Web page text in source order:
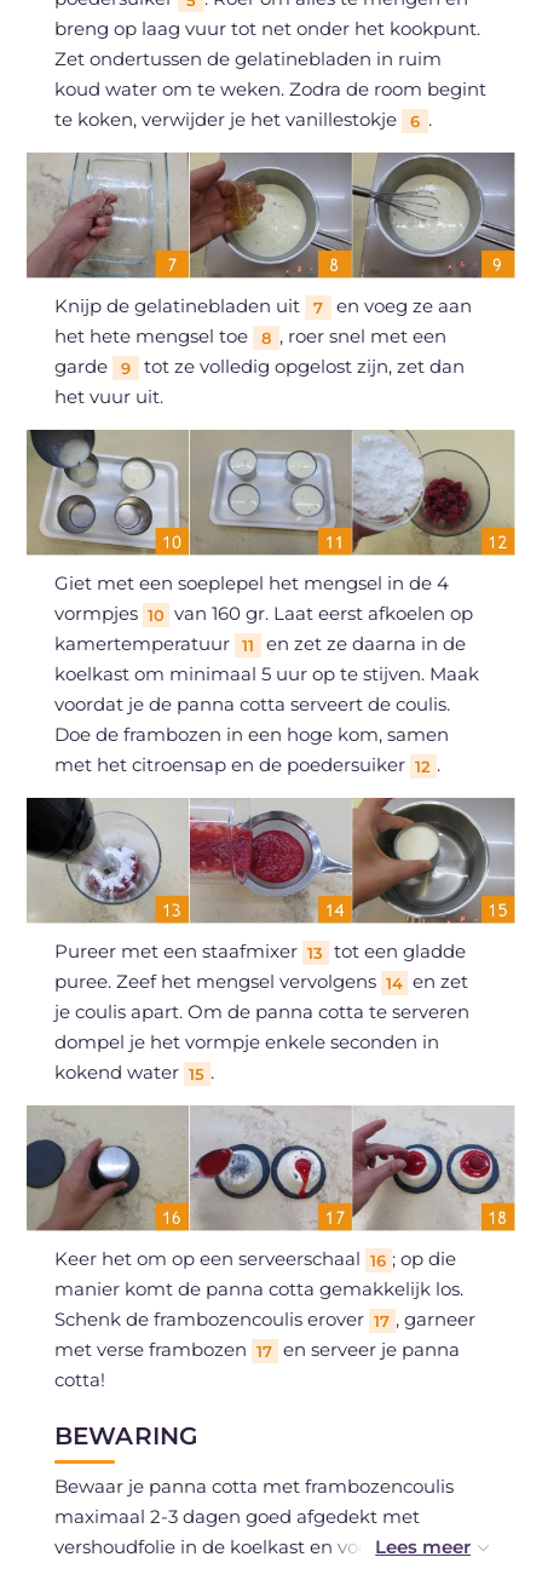
breng op laag vuur tot net onder het kookpunt.
Zet ondertussen de gelatinebladen in ruim
koud water om te weken. Zodra de room begint
te koken, verwijder je het vanillestokje
6 .
Knijp de gelatinebladen uit 7
en voeg ze aan
het hete mengsel toe
8 , roer snel met een
garde
9
tot ze volledig opgelost zijn, zet dan
het vuur uit.
Giet met een soeplepel het mengsel in de 4
vormpjes 10 van 160 gr. Laat eerst afkoelen op
kamertemperatuur
11
en zet ze daarna in de
koelkast om minimaal 5 uur op te stijven. Maak
voordat je de panna cotta serveert de coulis.
Doe de frambozen in een hoge kom, samen
met het citroensap en de poedersuiker 12 .
Pureer met een staafmixer 13
tot een gladde
puree. Zeef het mengsel vervolgens 14 en zet
je coulis apart. Om de panna cotta te serveren
dompel je het vormpje enkele seconden in
kokend water 15 .
Keer het om op een serveerschaal 16 ; op die
manier komt de panna cotta gemakkelijk los.
Schenk de frambozencoulis erover 17 , garneer
met verse frambozen 17 en serveer je panna
cotta!
BEWARING
Bewaar je panna cotta met frambozencoulis
maximaal 2-3 dagen goed afgedekt met
vershoudfolie in de koelkast en voeg de coulis